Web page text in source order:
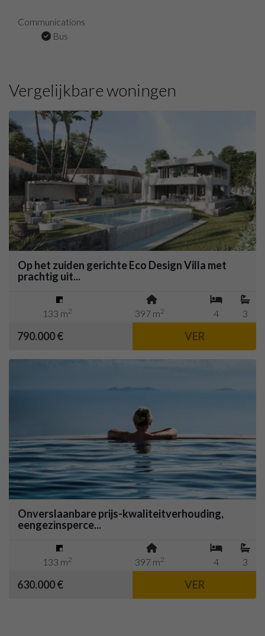
Communications
Bus
Vergelijkbare woningen
Op het zuiden gerichte Eco Design Villa met
prachtig uit...
133 m2 397 m2 4 3
790.000 € VER
Onverslaanbare prijs-kwaliteitverhouding,
eengezinsperce...
133 m2 397 m2 4 3
630.000 € VER